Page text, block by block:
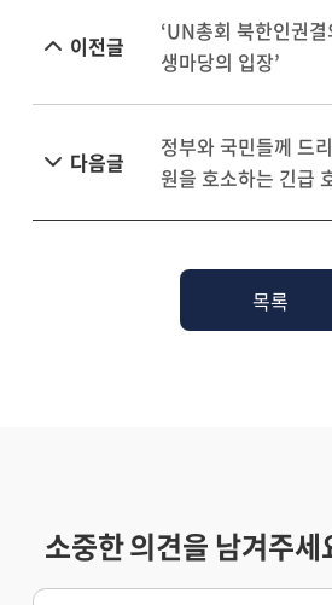
이전글
‘UN총회 북한인권
생마당의 입장’
다음글
정부와 국민들께 드
원을 호소하는 긴급
목록
소중한 의견을 남겨주세